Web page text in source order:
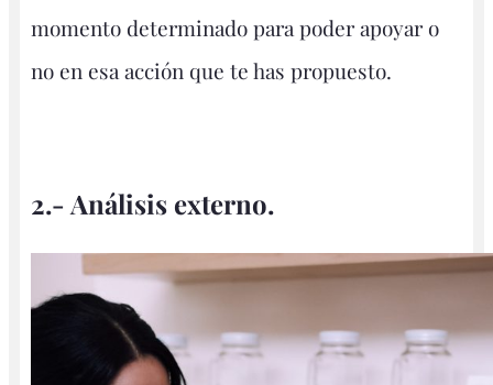
momento determinado para poder apoyar o
no en esa acción que te has propuesto.
2.- Análisis externo.